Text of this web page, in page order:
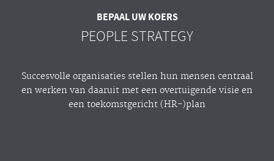
BEPAAL UW KOERS
PEOPLE STRATEGY
Succesvolle organisaties stellen hun mensen centraal
en werken van daaruit met een overtuigende visie en
een toekomstgericht (HR-)plan